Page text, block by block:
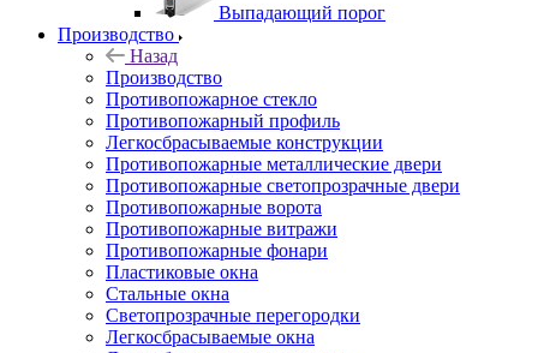
Выпадающий порог
Производство
Назад
Производство
Противопожарное стекло
Противопожарный профиль
Легкосбрасываемые конструкции
Противопожарные металлические двери
Противопожарные светопрозрачные двери
Противопожарные ворота
Противопожарные витражи
Противопожарные фонари
Пластиковые окна
Стальные окна
Светопрозрачные перегородки
Легкосбрасываемые окна